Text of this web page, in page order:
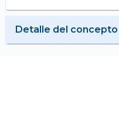
Detalle del concepto